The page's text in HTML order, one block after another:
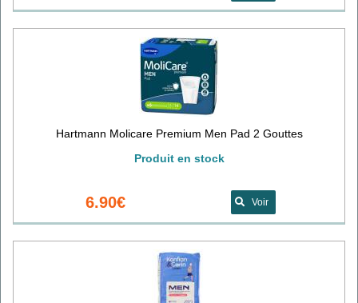
Hartmann Molicare Premium Men Pad 2 Gouttes
Produit en stock
6.90€ Voir